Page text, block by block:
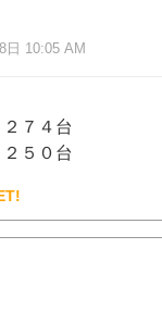
日 10:05 AM
７４台
５０台